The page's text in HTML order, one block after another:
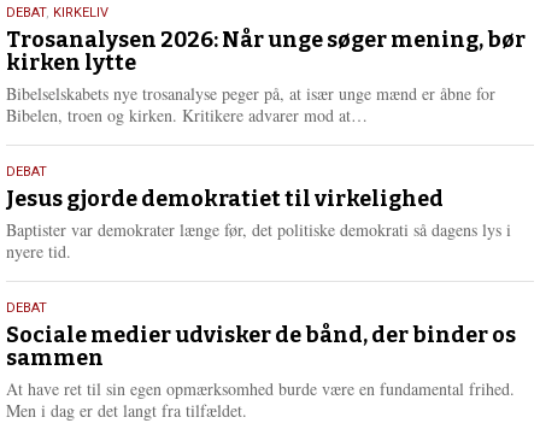
e
2.
juni
2026
DEBAT, KIRKELIV
Trosanalysen 2026: Når unge søger mening, bør
kirken lytte
Bibelselskabets nye trosanalyse peger på, at især unge mænd er åbne for
Bibelen, troen og kirken. Kritikere advarer mod at…
e
r
18.
maj
2026
DEBAT
Jesus gjorde demokratiet til virkelighed
Baptister var demokrater længe før, det politiske demokrati så dagens lys i
nyere tid.
18.
maj
2026
DEBAT
Sociale medier udvisker de bånd, der binder os
sammen
At have ret til sin egen opmærksomhed burde være en fundamental frihed.
Men i dag er det langt fra tilfældet.